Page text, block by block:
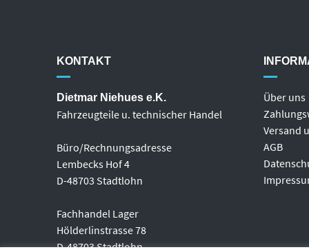
KONTAKT
Dietmar Niehues e.K.
Fahrzeugteile u. technischer Handel
Büro/Rechnungsadresse
Lembecks Hof 4
D-48703 Stadtlohn
Fachhandel Lager
Hölderlinstrasse 78
D-48703 Stadtlohn
Über uns
Versand
AGB